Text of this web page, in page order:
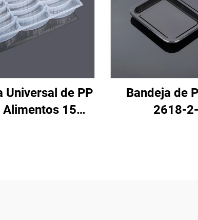
Universal de PP
Alimentos 15
Bandeja de
2618-